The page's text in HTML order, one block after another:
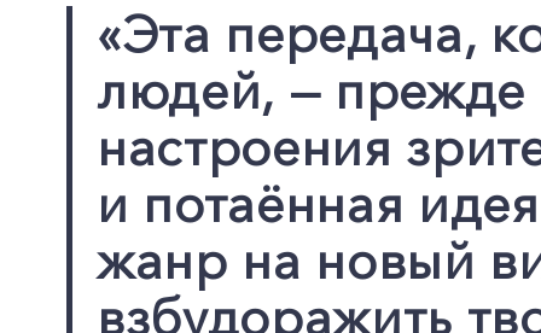
«Эта передача,
людей, — прежде
настроения
и потаённая
жанр на новый
взбудоражить